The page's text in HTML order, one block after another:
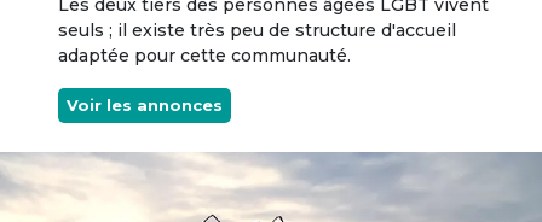
Les deux tiers des personnes âgées LGBT vivent
seuls ; il existe très peu de structure d'accueil
adaptée pour cette communauté.
Voir les annonces